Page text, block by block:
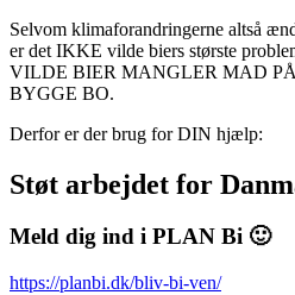
Selvom klimaforandringerne altså
er det IKKE vilde biers største
VILDE BIER MANGLER MAD
BYGGE BO.
Derfor er der brug for DIN hjælp:
Støt arbejdet for
Meld dig ind i PLAN Bi 🙂
https://planbi.dk/bliv-bi-ven/